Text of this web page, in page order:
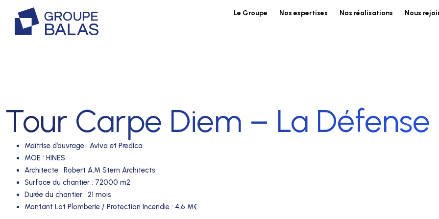
Le Groupe Nos expertises Nos réalisations Nous
Tour Carpe Diem – La Défense
Maîtrise d’ouvrage : Aviva et Predica
MOE : HINES
Architecte : Robert A.M Stern Architects
Surface du chantier : 72000 m2
Durée du chantier : 21 mois
Montant Lot Plomberie / Protection Incendie : 4,6 M€